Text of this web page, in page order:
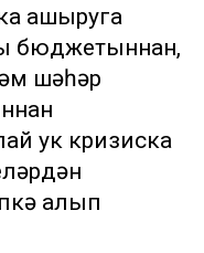
ашыруга
бюджетыннан,
шәһәр
ук кризиска
алып